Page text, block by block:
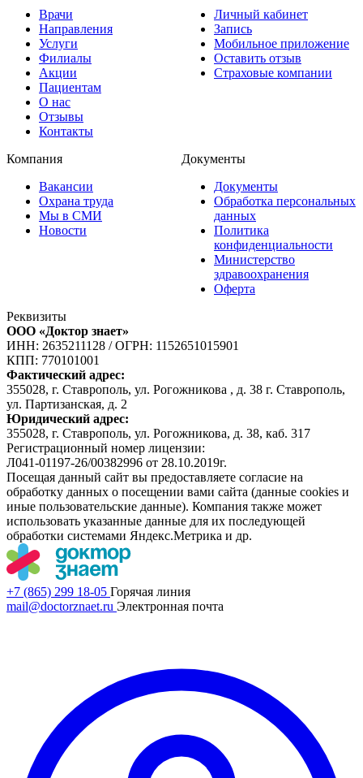
Врачи
Направления
Услуги
Филиалы
Акции
Пациентам
О нас
Отзывы
Контакты
Личный кабинет
Запись
Мобильное приложение
Оставить отзыв
Страховые компании
Компания
Вакансии
Охрана труда
Мы в СМИ
Новости
Документы
Документы
Обработка персональных
данных
Политика
конфиденциальности
Министерство
здравоохранения
Оферта
Реквизиты
ООО «Доктор знает»
ИНН: 2635211128 /ОГРН: 1152651015901
КПП: 770101001
Фактический адрес:
355028, г. Ставрополь, ул. Рогожникова , д. 38 г. Ставрополь,
ул. Партизанская, д. 2
Юридический адрес:
355028, г. Ставрополь, ул. Рогожникова, д. 38, каб. 317
Регистрационный номер лицензии:
Л041-01197-26/00382996 от 28.10.2019г.
Посещая данный сайт вы предоставляете согласие на
обработку данных о посещении вами сайта (данные cookies и
иные пользовательские данные). Компания также может
использовать указанные данные для их последующей
обработки системами Яндекс.Метрика и др.
+7 (865) 299 18-05 Горячая линия
mail@doctorznaet.ru Электронная почта